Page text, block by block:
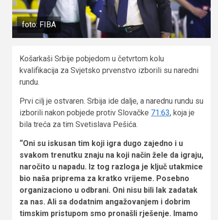
foto: FIBA
Košarkaši Srbije pobjedom u četvrtom kolu
kvalifikacija za Svjetsko prvenstvo izborili su naredni
rundu.
Prvi cilj je ostvaren. Srbija ide dalje, a narednu rundu su
izborili nakon pobjede protiv Slovačke 71:63, koja je
bila treća za tim Svetislava Pešića.
“Oni su iskusan tim koji igra dugo zajedno i u
svakom trenutku znaju na koji način žele da igraju,
naročito u napadu. Iz tog razloga je ključ utakmice
bio naša priprema za kratko vrijeme. Posebno
organizaciono u odbrani. Oni nisu bili lak zadatak
za nas. Ali sa dodatnim angažovanjem i dobrim
timskim pristupom smo pronašli rješenje. Imamo